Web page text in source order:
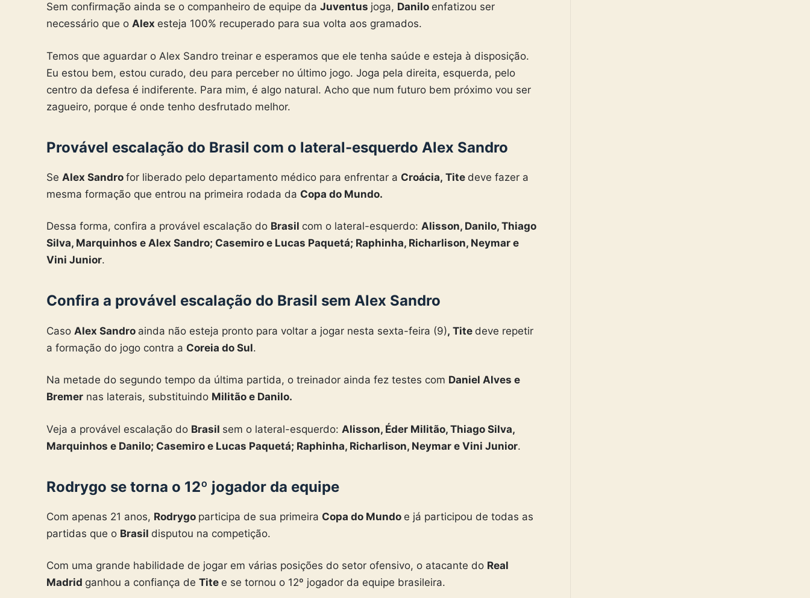
Sem confirmação ainda se o companheiro de equipe da Juventus joga, Danilo enfatizou ser
necessário que o Alex esteja 100% recuperado para sua volta aos gramados.
Temos que aguardar o Alex Sandro treinar e esperamos que ele tenha saúde e esteja à disposição.
Eu estou bem, estou curado, deu para perceber no último jogo. Joga pela direita, esquerda, pelo
centro da defesa é indiferente. Para mim, é algo natural. Acho que num futuro bem próximo vou ser
zagueiro, porque é onde tenho desfrutado melhor.
Provável escalação do Brasil com o lateral-esquerdo Alex Sandro
Se Alex Sandro for liberado pelo departamento médico para enfrentar a Croácia, Tite deve fazer a
mesma formação que entrou na primeira rodada da Copa do Mundo.
Dessa forma, confira a provável escalação do Brasil com o lateral-esquerdo: Alisson, Danilo, Thiago
Silva, Marquinhos e Alex Sandro; Casemiro e Lucas Paquetá; Raphinha, Richarlison, Neymar e
Vini Junior.
Confira a provável escalação do Brasil sem Alex Sandro
Caso Alex Sandro ainda não esteja pronto para voltar a jogar nesta sexta-feira (9), Tite deve repetir
a formação do jogo contra a Coreia do Sul.
Na metade do segundo tempo da última partida, o treinador ainda fez testes com Daniel Alves e
Bremer nas laterais, substituindo Militão e Danilo.
Veja a provável escalação do Brasil sem o lateral-esquerdo: Alisson, Éder Militão, Thiago Silva,
Marquinhos e Danilo; Casemiro e Lucas Paquetá; Raphinha, Richarlison, Neymar e Vini Junior.
Rodrygo se torna o 12º jogador da equipe
Com apenas 21 anos, Rodrygo participa de sua primeira Copa do Mundo e já participou de todas as
partidas que o Brasil disputou na competição.
Com uma grande habilidade de jogar em várias posições do setor ofensivo, o atacante do Real
Madrid ganhou a confiança de Tite e se tornou o 12º jogador da equipe brasileira.